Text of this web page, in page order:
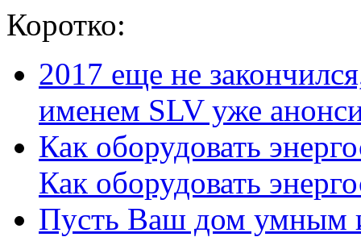
Коротко:
2017 еще не
именем SLV уже
Как оборудовать
Как оборудовать
Пусть Ваш дом умным